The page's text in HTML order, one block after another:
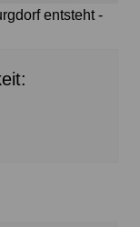
entsteht -